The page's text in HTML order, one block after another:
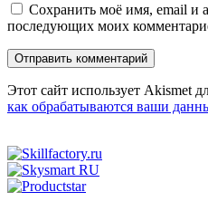
Сохранить моё имя, email и
последующих моих
Этот сайт использует Akismet
как обрабатываются ваши